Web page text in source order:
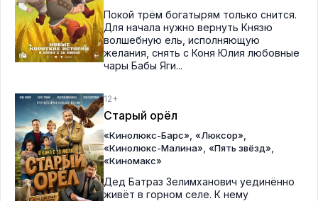
Покой трём богатырям только снится.
Для начала нужно вернуть Князю
волшебную ель, исполняющую
желания, снять с Коня Юлия любовные
чары Бабы Яги...
12+
Старый орёл
«Кинолюкс-Барс» «Люксор»
«Кинолюкс-Малина» «Пять звёзд»
«Киномакс»
Дед Батраз Зелимханович уединённо
живёт в горном селе. К нему